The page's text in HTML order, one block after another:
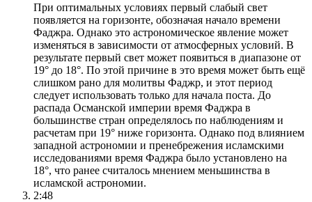
При оптимальных условиях первый слабый свет
появляется на горизонте, обозначая начало времени
Фаджра. Однако это астрономическое явление может
изменяться в зависимости от атмосферных условий. В
результате первый свет может появиться в диапазоне от
19° до 18°. По этой причине в это время может быть ещё
слишком рано для молитвы Фаджр, и этот период
следует использовать только для начала поста. До
распада Османской империи время Фаджра в
большинстве стран определялось по наблюдениям и
расчетам при 19° ниже горизонта. Однако под влиянием
западной астрономии и пренебрежения исламскими
исследованиями время Фаджра было установлено на
18°, что ранее считалось мнением меньшинства в
исламской астрономии.
2:48